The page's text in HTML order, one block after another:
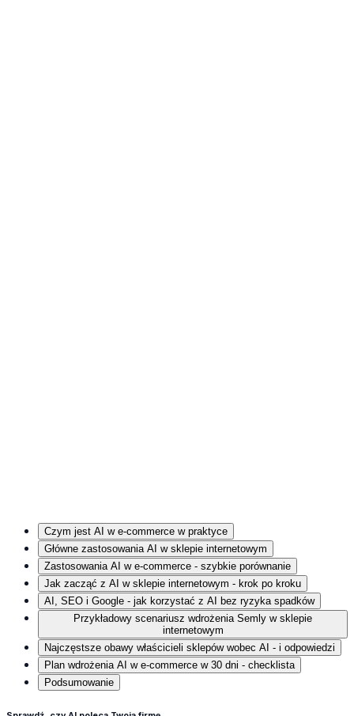
Czym jest AI w e‑commerce w praktyce
Główne zastosowania AI w sklepie internetowym
Zastosowania AI w e‑commerce - szybkie porównanie
Jak zacząć z AI w sklepie internetowym - krok po kroku
AI, SEO i Google - jak korzystać z AI bez ryzyka spadków
Przykładowy scenariusz wdrożenia Semly w sklepie
internetowym
Najczęstsze obawy właścicieli sklepów wobec AI - i odpowiedzi
Plan wdrożenia AI w e‑commerce w 30 dni - checklista
Podsumowanie